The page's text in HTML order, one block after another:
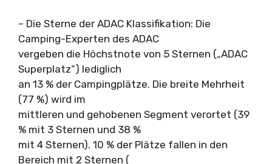
– Die Sterne der ADAC Klassifikation: Die
Camping-Experten des ADAC
vergeben die Höchstnote von 5 Sternen („ADAC
Superplatz“) lediglich
an 13 % der Campingplätze. Die breite Mehrheit
(77 %) wird im
mittleren und gehobenen Segment verortet (39
% mit 3 Sternen und 38 %
mit 4 Sternen). 10 % der Plätze fallen in den
Bereich mit 2 Sternen (